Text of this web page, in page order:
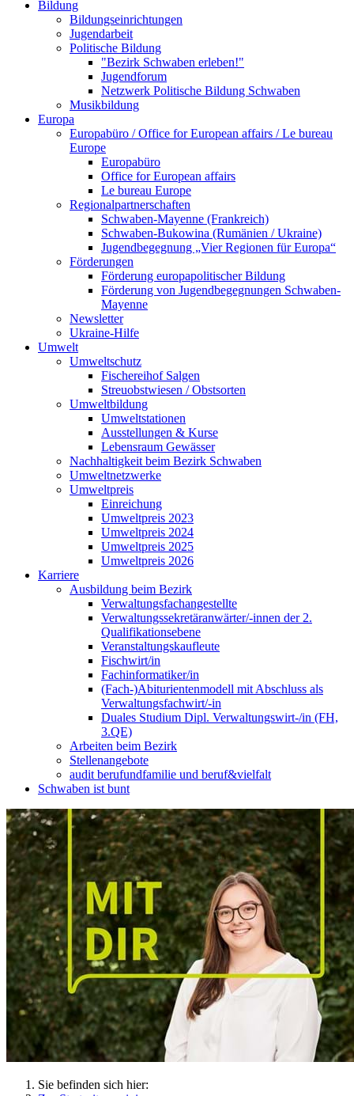
Bildung
Bildungseinrichtungen
Jugendarbeit
Politische Bildung
"Bezirk Schwaben erleben!"
Jugendforum
Netzwerk Politische Bildung Schwaben
Musikbildung
Europa
Europabüro / Office for European affairs / Le bureau
Europe
Europabüro
Office for European affairs
Le bureau Europe
Regionalpartnerschaften
Schwaben-Mayenne (Frankreich)
Schwaben-Bukowina (Rumänien / Ukraine)
Jugendbegegnung „Vier Regionen für Europa“
Förderungen
Förderung europapolitischer Bildung
Förderung von Jugendbegegnungen Schwaben-
Mayenne
Newsletter
Ukraine-Hilfe
Umwelt
Umweltschutz
Fischereihof Salgen
Streuobstwiesen / Obstsorten
Umweltbildung
Umweltstationen
Ausstellungen & Kurse
Lebensraum Gewässer
Nachhaltigkeit beim Bezirk Schwaben
Umweltnetzwerke
Umweltpreis
Einreichung
Umweltpreis 2023
Umweltpreis 2024
Umweltpreis 2025
Umweltpreis 2026
Karriere
Ausbildung beim Bezirk
Verwaltungsfachangestellte
Verwaltungssekretäranwärter/-innen der 2.
Qualifikationsebene
Veranstaltungskaufleute
Fischwirt/in
Fachinformatiker/in
(Fach-)Abiturientenmodell mit Abschluss als
Verwaltungsfachwirt/-in
Duales Studium Dipl. Verwaltungswirt-/in (FH,
3.QE)
Arbeiten beim Bezirk
Stellenangebote
audit berufundfamilie und beruf&vielfalt
Schwaben ist bunt
Sie befinden sich hier: